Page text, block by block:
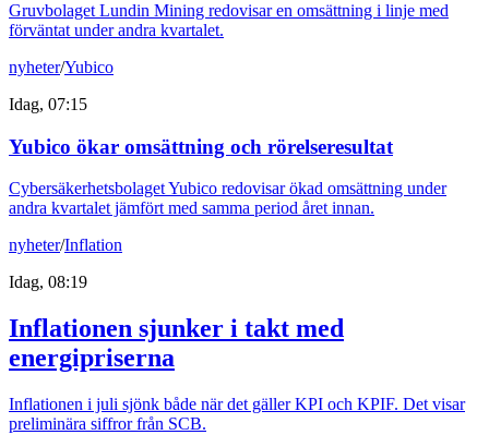
Gruvbolaget Lundin Mining redovisar en omsättning i linje med
förväntat under andra kvartalet.
nyheter/Yubico
Idag, 07:15
Yubico ökar omsättning och rörelseresultat
Cybersäkerhetsbolaget Yubico redovisar ökad omsättning under
andra kvartalet jämfört med samma period året innan.
nyheter/Inflation
Idag, 08:19
Inflationen sjunker i takt med
energipriserna
Inflationen i juli sjönk både när det gäller KPI och KPIF. Det visar
preliminära siffror från SCB.